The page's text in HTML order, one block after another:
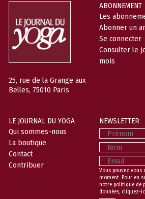
25, rue de la Grange aux
Belles, 75010 Paris
ABONNEMENT
Les
Abonner un
Se connecter
Consulter le
mois
LE JOURNAL DU YOGA
Qui sommes-nous
La boutique
Contact
Contribuer
NEWSLETTER
Prénom
Nom
Email
Vous pouvez vous
moment. Pour en
notre politique de
données, cliquez-